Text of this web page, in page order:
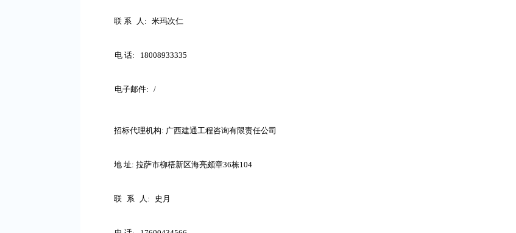
联 系 人 : 米玛次仁
电 话: 18008933335
电子邮件: /
招标代理机构: 广西建通工程咨询有限责任公司
地 址: 拉萨市柳梧新区海亮颇章36栋104
联 系 人 : 史月